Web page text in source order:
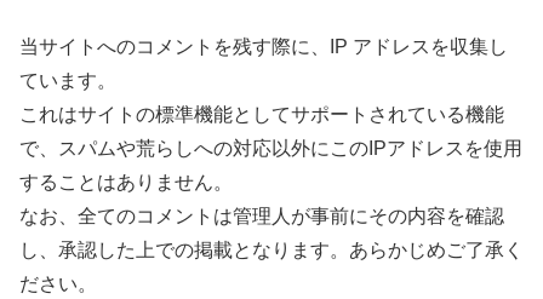
当サイトへのコメントを残す際に、IP アドレスを収集し
ています。
これはサイトの標準機能としてサポートされている機能
で、スパムや荒らしへの対応以外にこのIPアドレスを使用
することはありません。
なお、全てのコメントは管理人が事前にその内容を確認
し、承認した上での掲載となります。あらかじめご了承く
ださい。